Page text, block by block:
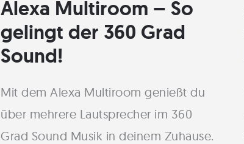
Alexa Multiroom – So
gelingt der 360 Grad
Sound!
Mit dem Alexa Multiroom genießt du
über mehrere Lautsprecher im 360
Grad Sound Musik in deinem Zuhause.